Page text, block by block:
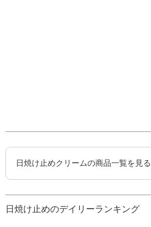
日焼け止めクリームの商品一覧を見る
日焼け止めのデイリーランキング